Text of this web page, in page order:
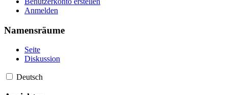
Anmelden
Namensräume
Seite
Diskussion
Deutsch